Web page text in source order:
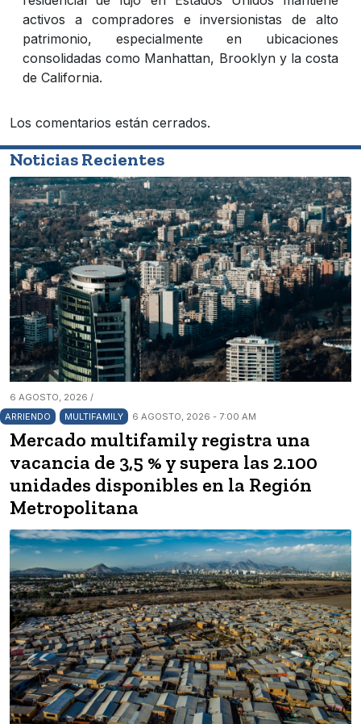
activos a compradores e inversionistas de alto
patrimonio, especialmente en ubicaciones
consolidadas como Manhattan, Brooklyn y la costa
de California.
Los comentarios están cerrados.
Noticias Recientes
6 AGOSTO, 2026 /
ARRIENDO
MULTIFAMILY 6 AGOSTO, 2026 - 7:00 AM
Mercado multifamily registra una
vacancia de 3,5 % y supera las 2.100
unidades disponibles en la Región
Metropolitana